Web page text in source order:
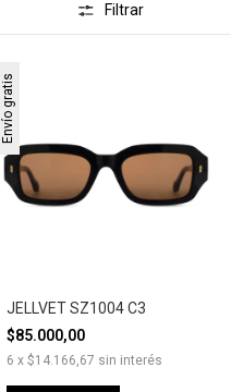
Filtrar
Envío gratis
JELLVET SZ1004 C3
$85.000,00
6 x $14.166,67 sin interés